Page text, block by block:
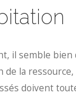
il semble
de la
doivent